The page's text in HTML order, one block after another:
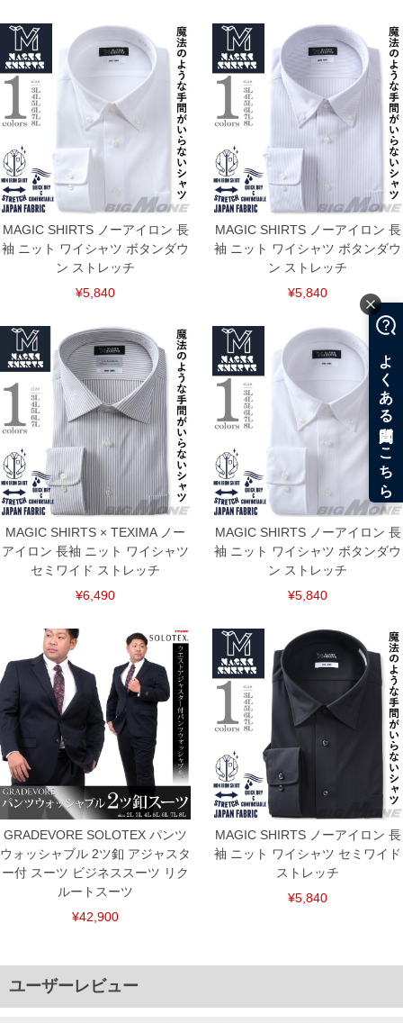
ITEM INTRODUCTION
MAGIC SHIRTS ノーアイロン 長
袖 ニット ワイシャツ ボタンダウ
ン ストレッチ
¥5,840
MAGIC SHIRTS ノーアイロン 長
袖 ニット ワイシャツ ボタンダウ
ン ストレッチ
¥5,840
MAGIC SHIRTS × TEXIMA ノー
アイロン 長袖 ニット ワイシャツ
セミワイド ストレッチ
¥6,490
MAGIC SHIRTS ノーアイロン 長
袖 ニット ワイシャツ ボタンダウ
ン ストレッチ
¥5,840
GRADEVORE SOLOTEX パンツ
ウォッシャブル 2ツ釦 アジャスタ
ー付 スーツ ビジネススーツ リク
ルートスーツ
¥42,900
MAGIC SHIRTS ノーアイロン 長
袖 ニット ワイシャツ セミワイド
ストレッチ
¥5,840
ユーザーレビュー